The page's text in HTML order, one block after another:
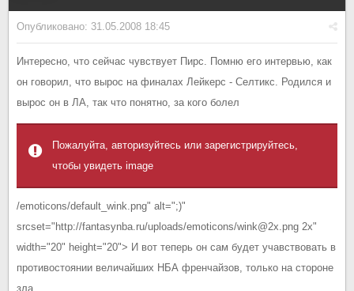
Опубликовано: 31.05.2008 18:45
Интересно, что сейчас чувствует Пирс. Помню его интервью, как
он говорил, что вырос на финалах Лейкерс - Селтикс. Родился и
вырос он в ЛА, так что понятно, за кого болел
Пожалуйта, авторизуйтесь или зарегистрируйтесь,
чтобы увидеть image
/emoticons/default_wink.png" alt=";)"
srcset="http://fantasynba.ru/uploads/emoticons/wink@2x.png 2x"
width="20" height="20"> И вот теперь он сам будет учавствовать в
противостоянии величайших НБА френчайзов, только на стороне
зла